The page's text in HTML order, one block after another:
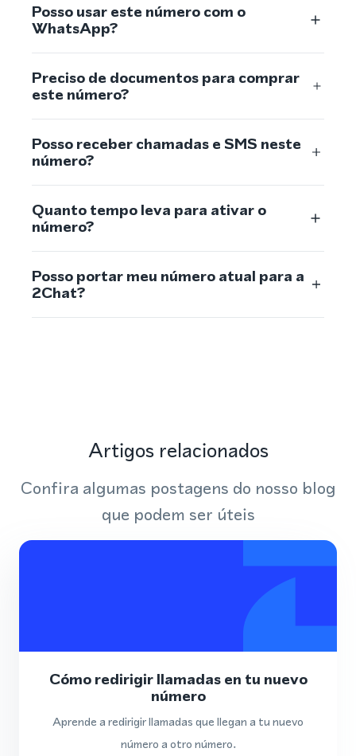
Posso usar este número com o
WhatsApp?
Preciso de documentos para comprar
este número?
Posso receber chamadas e SMS neste
número?
Quanto tempo leva para ativar o
número?
Posso portar meu número atual para a
2Chat?
Artigos relacionados
Confira algumas postagens do nosso blog
que podem ser úteis
Cómo redirigir llamadas en tu nuevo
número
Aprende a redirigir llamadas que llegan a tu nuevo
número a otro número.